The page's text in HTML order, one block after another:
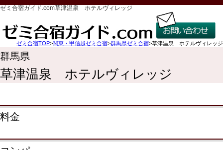
ゼミ合宿ガイド.com草津温泉 ホテルヴィレッジ
ゼミ合宿TOP>関東・甲信越ゼミ合宿>群馬県ゼミ合宿>草津温泉 ホテルヴィレッジ
群馬県
草津温泉 ホテルヴィレッジ
料金